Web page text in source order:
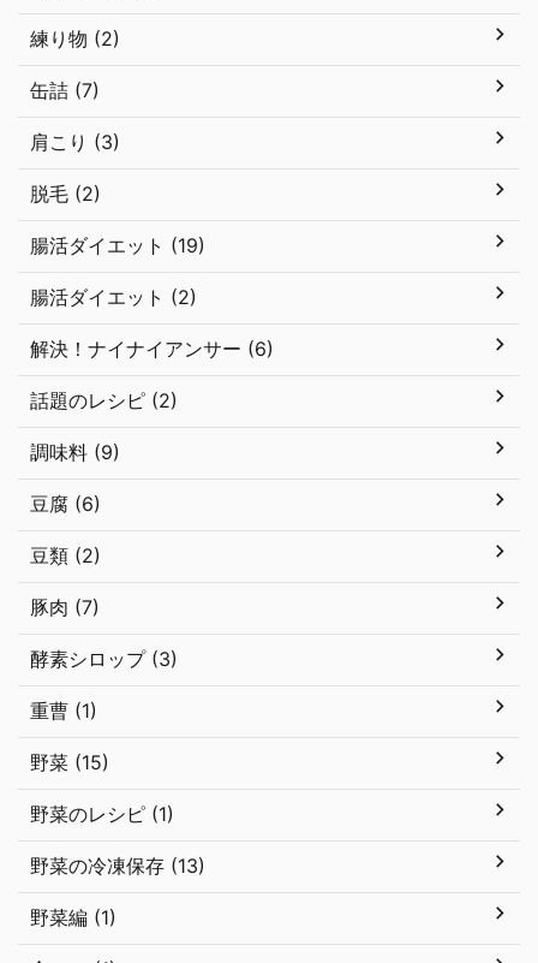
練り物 (2)
缶詰 (7)
肩こり (3)
脱毛 (2)
腸活ダイエット (19)
腸活ダイエット (2)
解決！ナイナイアンサー (6)
話題のレシピ (2)
調味料 (9)
豆腐 (6)
豆類 (2)
豚肉 (7)
酵素シロップ (3)
重曹 (1)
野菜 (15)
野菜のレシピ (1)
野菜の冷凍保存 (13)
野菜編 (1)